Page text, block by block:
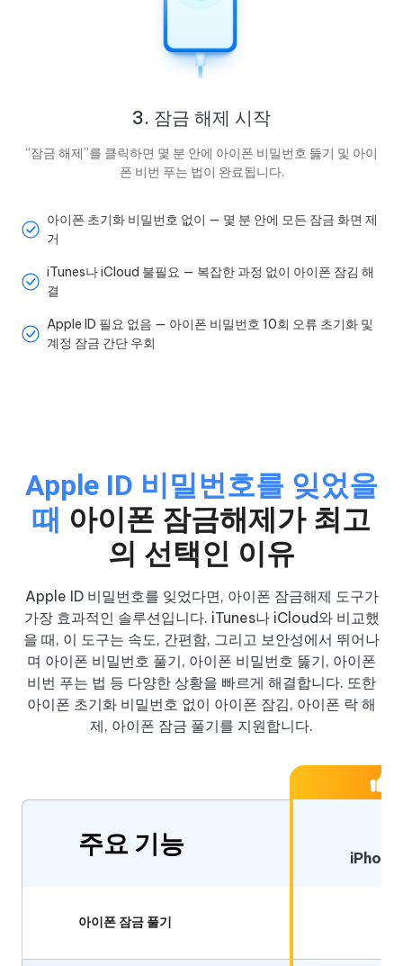
3. 잠금 해제 시작
“잠금 해제”를 클릭하면 몇 분 안에 아이폰 비밀번호 뚫기 및 아이
폰 비번 푸는 법이 완료됩니다.
아이폰 초기화 비밀번호 없이 — 몇 분 안에 모든 잠금 화면 제
거
iTunes나 iCloud 불필요 — 복잡한 과정 없이 아이폰 잠김 해
결
Apple ID 필요 없음 — 아이폰 비밀번호 10회 오류 초기화 및
계정 잠금 간단 우회
Apple ID 비밀번호를 잊었을
때 아이폰 잠금해제가 최고
의 선택인 이유
Apple ID 비밀번호를 잊었다면, 아이폰 잠금해제 도구가
가장 효과적인 솔루션입니다. iTunes나 iCloud와 비교했
을 때, 이 도구는 속도, 간편함, 그리고 보안성에서 뛰어나
며 아이폰 비밀번호 풀기, 아이폰 비밀번호 뚫기, 아이폰
비번 푸는 법 등 다양한 상황을 빠르게 해결합니다. 또한
아이폰 초기화 비밀번호 없이 아이폰 잠김, 아이폰 락 해
제, 아이폰 잠금 풀기를 지원합니다.
주요 기능
아이폰 잠금 풀기